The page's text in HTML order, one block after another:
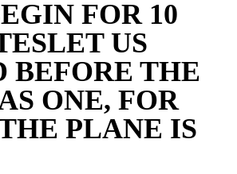
FOR 10
US
BEFORE THE
ONE, FOR
PLANE IS